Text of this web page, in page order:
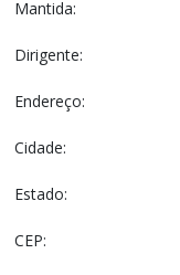
Mantida:
Dirigente:
Endereço:
Cidade:
Estado:
CEP: